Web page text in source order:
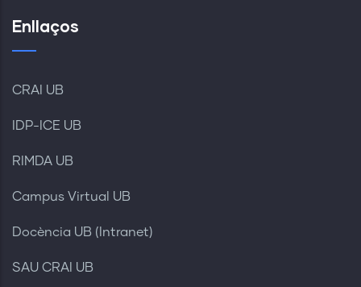
Enllaços
CRAI UB
IDP-ICE UB
RIMDA UB
Campus Virtual UB
Docència UB (Intranet)
SAU CRAI UB